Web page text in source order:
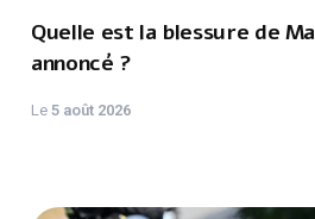
Quelle est la blessure de
annoncé ?
Le5 août 2026